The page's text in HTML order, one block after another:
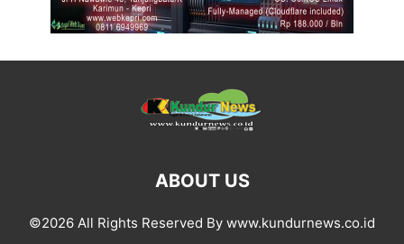
ABOUT US
©2026 All Rights Reserved By www.kundurnews.co.id